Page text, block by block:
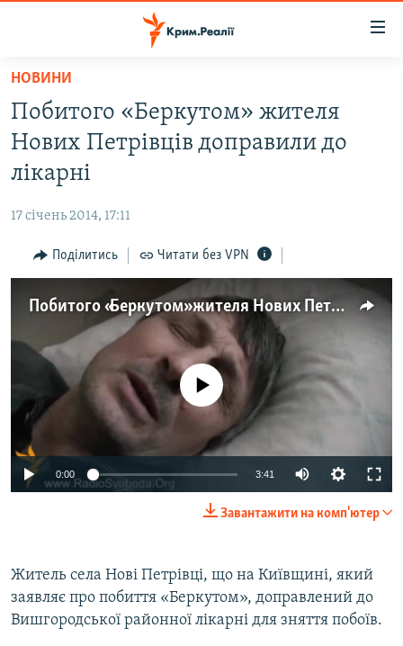
Перейти
основного
матеріалу
Перейти
до
основної
Перейти
до
пошуку
НОВИНИ
ВІДЕО ТА ФОТО
БЛОГИ
ПОГЛЯД
ВСЕ ЗА ДЕНЬ
СПЕЦПРОЕКТИ
ДЕПОРТАЦІЯ
ВІДЕОУРОКИ «ELIFBE»
СВІДЧЕННЯ ОКУПАЦІЇ
УКРАЇНСЬКА ПРОБЛЕМА КРИМУ
ЯК ОБІЙТИ БЛОКУВАННЯ
Qırımtatar
Усі сайти RFE/RL
НОВИНИ
Побитого «Беркутом» жителя
Нових Петрівців доправили до
лікарні
17 січень 2014, 17:11
Поділитись Читати без VPN
Побитого «Беркутом» жителя Нових Петрівців доправили до лікарні
No media source currently available
0:00 3:41
Завантажити на комп'ютер
Житель села Нові Петрівці, що на Київщині, який
заявляє про побиття «Беркутом», доправлений до
Вишгородської районної лікарні для зняття побоїв.